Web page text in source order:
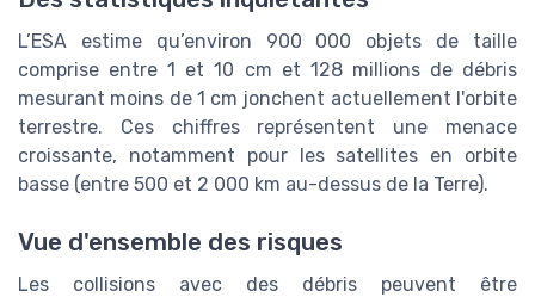
L’ESA estime qu’environ 900 000 objets de taille
comprise entre 1 et 10 cm et 128 millions de débris
mesurant moins de 1 cm jonchent actuellement l'orbite
terrestre. Ces chiffres représentent une menace
croissante, notamment pour les satellites en orbite
basse (entre 500 et 2 000 km au-dessus de la Terre).
Vue d'ensemble des risques
Les collisions avec des débris peuvent être